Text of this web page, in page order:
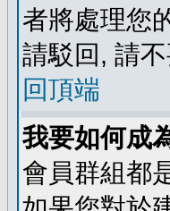
者將處理您
請駁回, 請
回頂端
我要如何成
會員群組都